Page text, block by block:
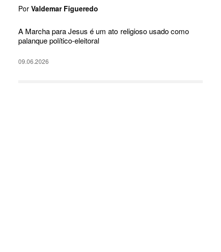
PorValdemar Figueredo
A Marcha para Jesus é um ato religioso usado como
palanque político-eleitoral
09.06.2026